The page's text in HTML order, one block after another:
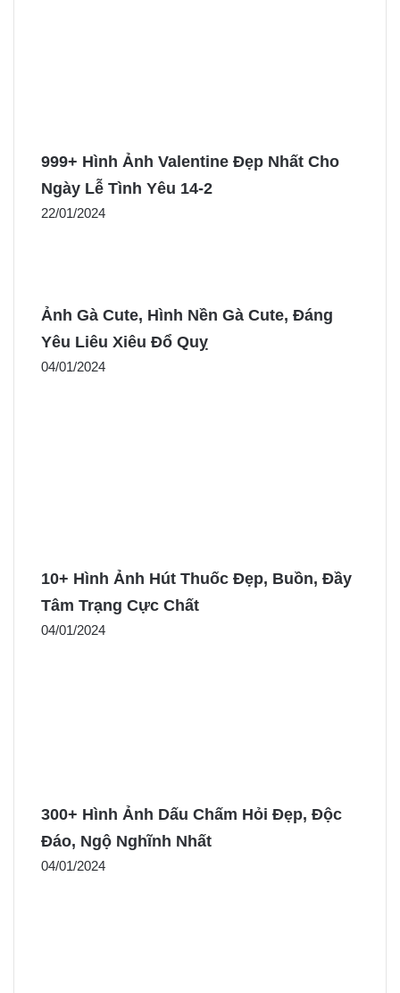
999+ Hình Ảnh Valentine Đẹp Nhất Cho
Ngày Lễ Tình Yêu 14-2
22/01/2024
Ảnh Gà Cute, Hình Nền Gà Cute, Đáng
Yêu Liêu Xiêu Đổ Quỵ
04/01/2024
10+ Hình Ảnh Hút Thuốc Đẹp, Buồn, Đầy
Tâm Trạng Cực Chất
04/01/2024
300+ Hình Ảnh Dấu Chấm Hỏi Đẹp, Độc
Đáo, Ngộ Nghĩnh Nhất
04/01/2024